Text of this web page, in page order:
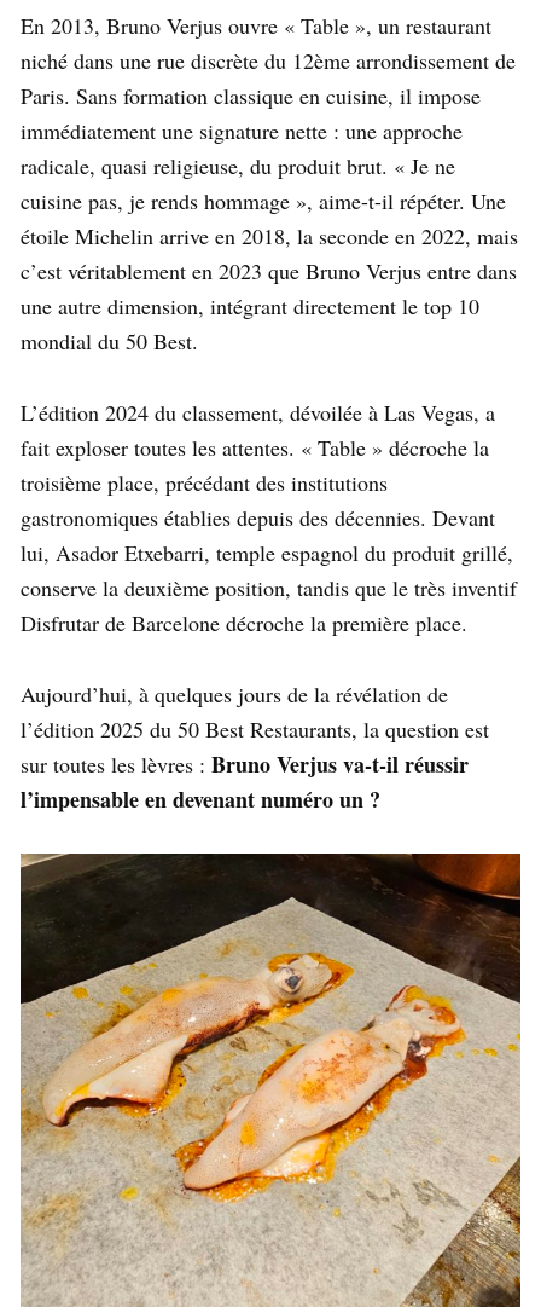
En 2013, Bruno Verjus ouvre « Table », un restaurant
niché dans une rue discrète du 12ème arrondissement de
Paris. Sans formation classique en cuisine, il impose
immédiatement une signature nette : une approche
radicale, quasi religieuse, du produit brut. « Je ne
cuisine pas, je rends hommage », aime-t-il répéter. Une
étoile Michelin arrive en 2018, la seconde en 2022, mais
c’est véritablement en 2023 que Bruno Verjus entre dans
une autre dimension, intégrant directement le top 10
mondial du 50 Best.
L’édition 2024 du classement, dévoilée à Las Vegas, a
fait exploser toutes les attentes. « Table » décroche la
troisième place, précédant des institutions
gastronomiques établies depuis des décennies. Devant
lui, Asador Etxebarri, temple espagnol du produit grillé,
conserve la deuxième position, tandis que le très inventif
Disfrutar de Barcelone décroche la première place.
Aujourd’hui, à quelques jours de la révélation de
l’édition 2025 du 50 Best Restaurants, la question est
sur toutes les lèvres : Bruno Verjus va-t-il réussir
l’impensable en devenant numéro un ?